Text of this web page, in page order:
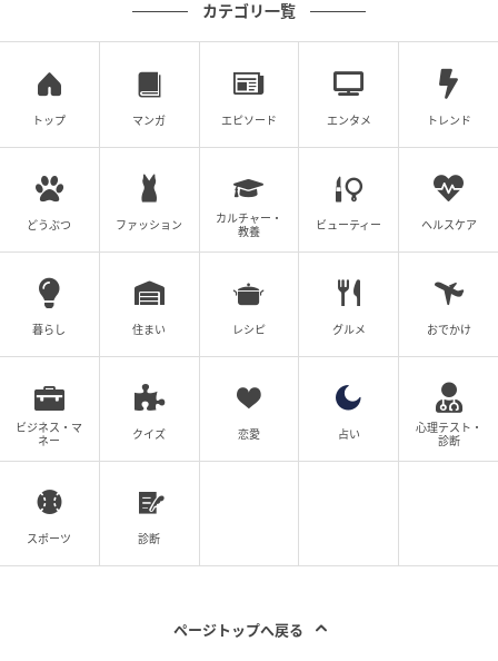
カテゴリ一覧
トップ マンガ エピソード エンタメ トレンド
どうぶつ ファッション
カルチャー・
教養
ビューティー ヘルスケア
暮らし 住まい レシピ グルメ おでかけ
ビジネス・マ
ネー
クイズ 恋愛 占い
心理テスト・
診断
スポーツ 診断
ページトップへ戻る